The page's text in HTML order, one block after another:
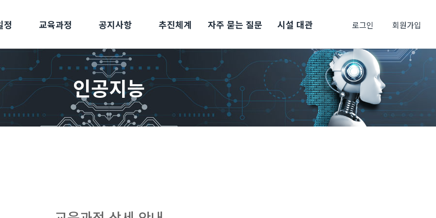
정 교육과정 공지사항 추진체계 자주 묻는 질문 시설 대관 로그인 회원가입
인공지능